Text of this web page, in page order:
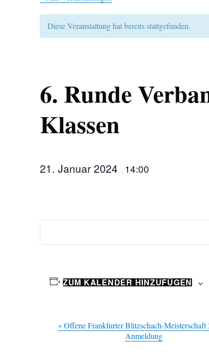
Diese Veranstaltung hat bereits stattgefunden.
6. Runde
Klassen
21. Januar 2024 , 14:00
ZUM KALENDER HINZUFÜGEN
«Offene Frankfurter Blitzschach-Meisterschaft
Anmeldung